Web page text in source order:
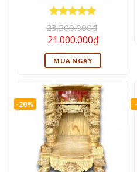
Được xếp
hạng55
sao
23.500.000₫
Giá
gốc
là:
23.500.000₫.
21.000.000₫Giá
hiện
tại
là:
MUA NGAY
-20%